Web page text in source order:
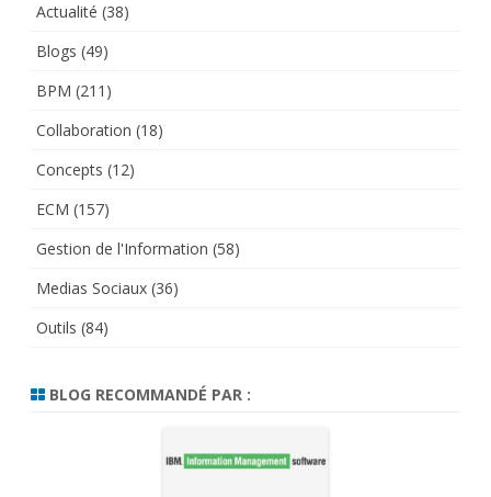
Actualité (38)
Blogs (49)
BPM (211)
Collaboration (18)
Concepts (12)
ECM (157)
Gestion de l'Information (58)
Medias Sociaux (36)
Outils (84)
BLOG RECOMMANDÉ PAR :